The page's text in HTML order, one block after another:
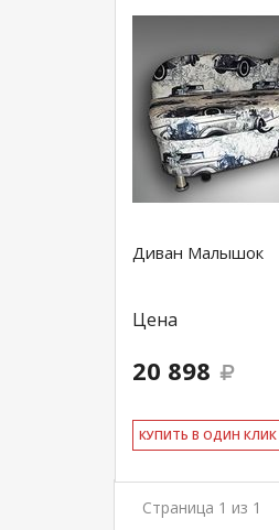
Диван Малышок
Цена
20 898
КУ­ПИТЬ В ОДИН КЛИК
Страница 1 из 1